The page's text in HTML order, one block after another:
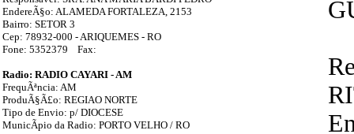
EndereÃ§o: ALAMEDA FORTALEZA, 2153
Bairro: SETOR 3
Cep: 78932-000 - ARIQUEMES - RO
Fone: 5352379 Fax:
Radio: RADIO CAYARI - AM
FrequÃªncia: AM
ProduÃ§Ã£o: REGIAO NORTE
Tipo de Envio: p/ DIOCESE
MunicÃ­pio da Radio: PORTO VELHO / RO